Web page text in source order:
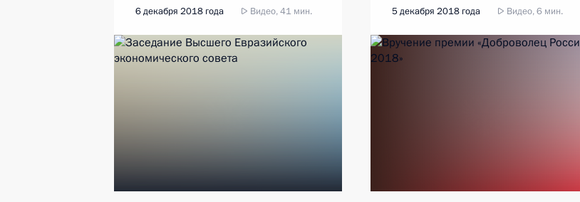
6 декабря 2018 года Видео, 41 мин. 5 декабря 2018 года Видео, 6 мин.